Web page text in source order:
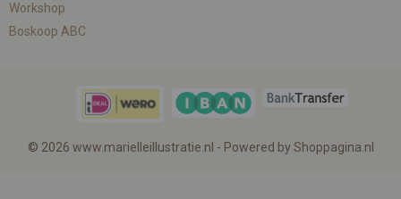
Workshop
Boskoop ABC
© 2026 www.marielleillustratie.nl - Powered by Shoppagina.nl